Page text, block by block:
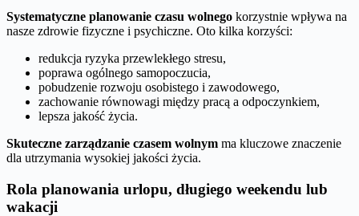
Systematyczne planowanie czasu wolnego korzystnie wpływa na
nasze zdrowie fizyczne i psychiczne. Oto kilka korzyści:
redukcja ryzyka przewlekłego stresu,
poprawa ogólnego samopoczucia,
pobudzenie rozwoju osobistego i zawodowego,
zachowanie równowagi między pracą a odpoczynkiem,
lepsza jakość życia.
Skuteczne zarządzanie czasem wolnym ma kluczowe znaczenie
dla utrzymania wysokiej jakości życia.
Rola planowania urlopu, długiego weekendu lub
wakacji